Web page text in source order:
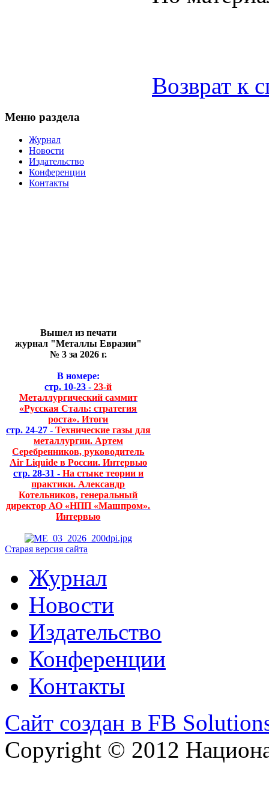
Возврат к
Меню раздела
Журнал
Новости
Издательство
Конференции
Контакты
Вышел из печати
журнал "Металлы Евразии"
№ 3 за 2026 г.
В номере:
стр. 10-23 - 23-й
Металлургический саммит
«Русская Сталь: стратегия
роста». Итоги
стр. 24-27 - Технические газы для
металлургии. Артем
Серебренников, руководитель
Air Liquide в России. Интервью
стр. 28-31 - На стыке теории и
практики. Александр
Котельников, генеральный
директор АО «НПП «Машпром».
Интервью
Старая версия сайта
Журнал
Новости
Издательство
Конференции
Контакты
Сайт создан в FB
Copyright © 2012